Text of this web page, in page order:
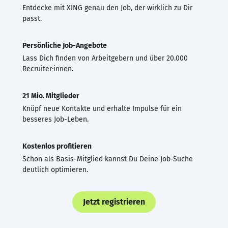
Entdecke mit XING genau den Job, der wirklich zu Dir
passt.
Persönliche Job-Angebote
Lass Dich finden von Arbeitgebern und über 20.000
Recruiter·innen.
21 Mio. Mitglieder
Knüpf neue Kontakte und erhalte Impulse für ein
besseres Job-Leben.
Kostenlos profitieren
Schon als Basis-Mitglied kannst Du Deine Job-Suche
deutlich optimieren.
Jetzt registrieren